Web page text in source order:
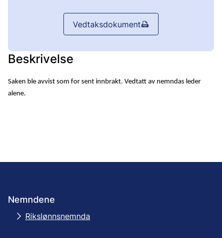
Vedtaksdokument
Beskrivelse
Saken ble avvist som for sent innbrakt. Vedtatt av nemndas leder
alene.
Nemndene
Rikslønnsnemnda